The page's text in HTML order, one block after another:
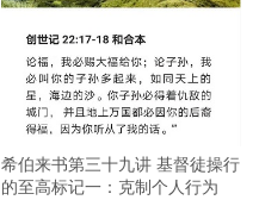
希伯来书第三十九讲 基督徒操行
的至高标记一：克制个人行为